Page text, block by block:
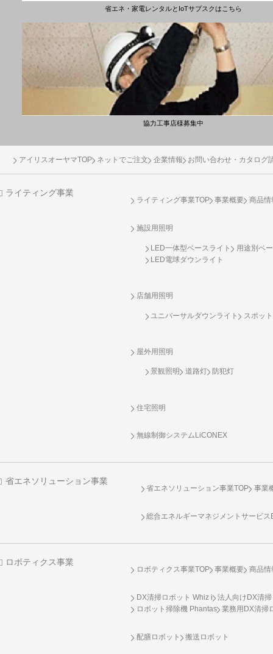
省エネ・家電レンタルとIoTサブスクはこちら
協力工事店様募集中
アイリスオーヤマTOP ネットでご注文 企業情報 お問い合わせ・カタログ
ライティング事業
ライティング事業TOP 事業概要 商品情
施設用照明
LED一体型ベースライト
用途別ベ
LED電球ダウンライト
店舗用照明
ユニバーサルダウンライト スポッ
屋外用照明
景観照明 道路灯 防犯灯
住宅照明
無線制御システム LiCONEX
省エネソリューション事業
省エネソリューション事業TOP 事業
総合エネルギーマネジメントサービ
ロボティクス事業
ロボティクス事業TOP 事業概要 商品情
DX清掃ロボット Whiz i
法人向けDX清
ロボット掃除機 Phantas
業務用DX清掃
配膳ロボット 搬送ロボット